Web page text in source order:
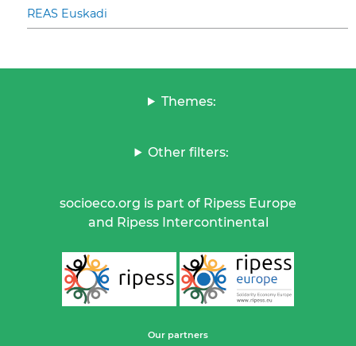
REAS Euskadi
Themes:
Other filters:
socioeco.org is part of Ripess Europe
and Ripess Intercontinental
Our partners